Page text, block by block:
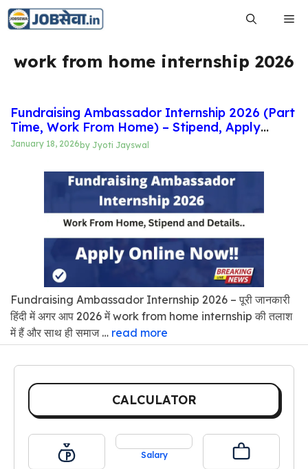
Skip
work from home internship 2026
Fundraising Ambassador Internship 2026 (Part
Time, Work From Home) – Stipend, Apply
Process, Full Details
January 18, 2026 by Jyoti Jayswal
Fundraising Ambassador Internship 2026 – पूरी जानकारी
हिंदी में अगर आप 2026 में work from home internship की तलाश
में हैं और साथ ही समाज … read more
CALCULATOR
Salary